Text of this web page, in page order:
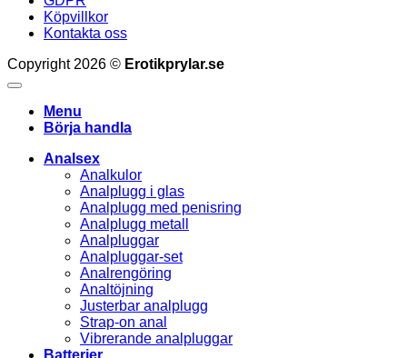
Köpvillkor
Kontakta oss
Copyright 2026 © Erotikprylar.se
Menu
Börja handla
Analsex
Analkulor
Analplugg i glas
Analplugg med penisring
Analplugg metall
Analpluggar
Analpluggar-set
Analrengöring
Analtöjning
Justerbar analplugg
Strap-on anal
Vibrerande analpluggar
Batterier